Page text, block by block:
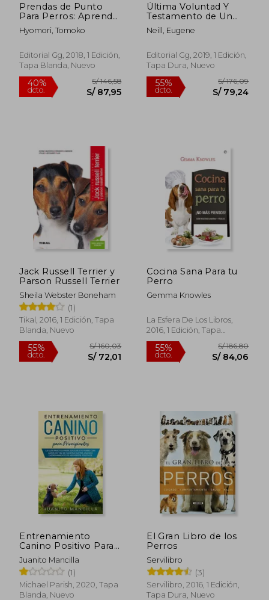
40%
S/ 72,77
20%
dcto.
Rápido
Prendas de Punto
Para Perros: Aprende
a Tejer Jerséis Y
Accesorios Para Tu
Hyomori, Tomoko
Editorial Gg, 2018, 1 Edición,
Tapa Blanda, Nuevo
Última Voluntad Y
Testamento de Un
Perro Distinguidísimo
Neill, Eugene
Editorial Gg, 2019, 1 Edición,
Tapa Dura, Nuevo
Jack Russell Terrier y
Parson Russell Terrier
Sheila Webster Boneham
(1)
Tikal, 2016, 1 Edición, Tapa
Blanda, Nuevo
Cocina Sana Para tu
Perro
Gemma Knowles
La Esfera De Los Libros,
2016, 1 Edición, Tapa
Blanda, Nuevo
Entrenamiento
Canino Positivo Para
Principiantes: La Guía
Práctica Para Educar a
tu Perro con Amor,
en vez de Hacerlo
Sufrir, Usando
Juanito Mancilla
(1)
Michael Parish, 2020, Tapa
Blanda, Nuevo
El Gran Libro de los
Perros
Servilibro
(3)
Servilibro, 2016, 1 Edición,
Tapa Dura, Nuevo